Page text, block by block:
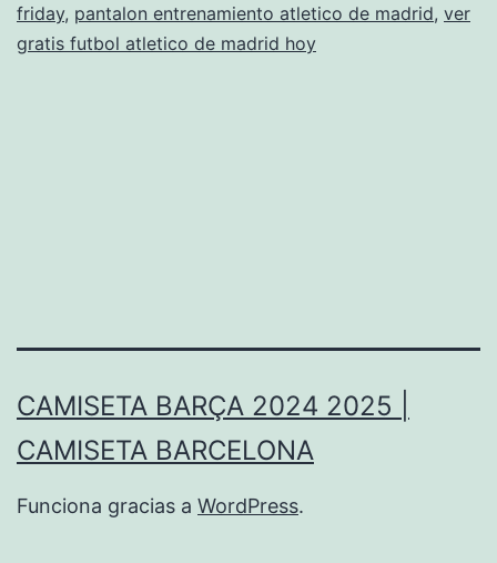
2014
friday, pantalon entrenamiento atletico de madrid, ver
gratis futbol atletico de madrid hoy
CAMISETA BARÇA 2024 2025 |
CAMISETA BARCELONA
Funciona gracias a WordPress.